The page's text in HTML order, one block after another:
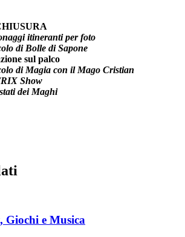
itineranti per foto
di Bolle di Sapone
sul palco
di Magia con il Mago Cristian
Show
dei Maghi
Giochi e Musica